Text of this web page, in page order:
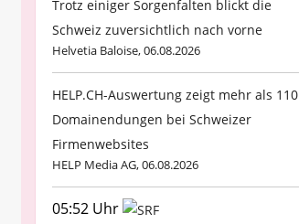
Trotz einiger Sorgenfalten blickt die
Schweiz zuversichtlich nach vorne
Helvetia Baloise, 06.08.2026
HELP.CH-Auswertung zeigt mehr als 110
Domainendungen bei Schweizer
Firmenwebsites
HELP Media AG, 06.08.2026
05:52 Uhr